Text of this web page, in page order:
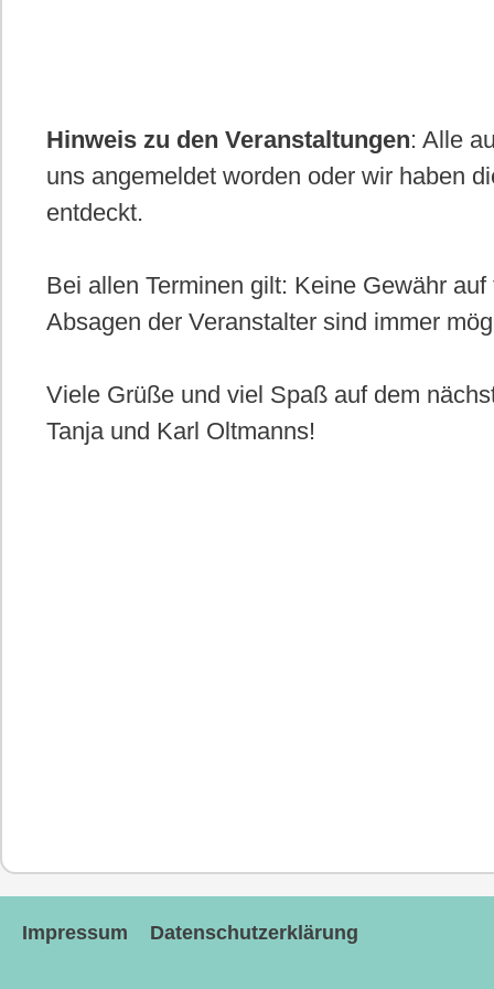
Hinweis zu den Veranstaltungen: Alle
uns angemeldet worden oder wir haben
entdeckt.
Bei allen Terminen gilt: Keine Gewähr
Absagen der Veranstalter sind immer
Viele Grüße und viel Spaß auf dem
Tanja und Karl Oltmanns!
Impressum Datenschutzerklärung